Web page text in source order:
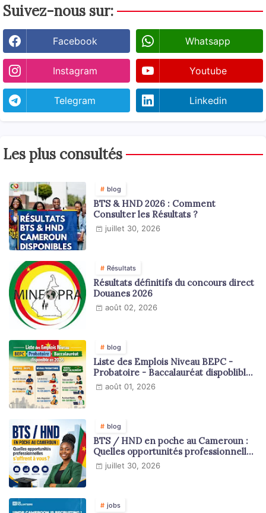
Suivez-nous sur:
Facebook Whatsapp
Instagram Youtube
Telegram Linkedin
Les plus consultés
blog
BTS & HND 2026 : Comment
Consulter les Résultats ?
juillet 30, 2026
Résultats
Résultats définitifs du concours direct
Douanes 2026
août 02, 2026
blog
Liste des Emplois Niveau BEPC -
Probatoire - Baccalauréat dispoblible
en 2026
août 01, 2026
blog
BTS / HND en poche au Cameroun :
Quelles opportunités professionnelles
s'offrent à vous ?
juillet 30, 2026
jobs